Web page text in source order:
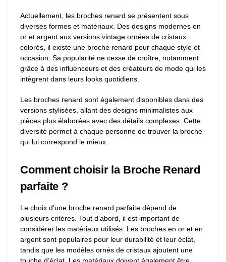
Actuellement, les broches renard se présentent sous
diverses formes et matériaux. Des designs modernes en
or et argent aux versions vintage ornées de cristaux
colorés, il existe une broche renard pour chaque style et
occasion. Sa popularité ne cesse de croître, notamment
grâce à des influenceurs et des créateurs de mode qui les
intègrent dans leurs looks quotidiens.
Les broches renard sont également disponibles dans des
versions stylisées, allant des designs minimalistes aux
pièces plus élaborées avec des détails complexes. Cette
diversité permet à chaque personne de trouver la broche
qui lui correspond le mieux.
Comment choisir la Broche Renard
parfaite ?
Le choix d’une broche renard parfaite dépend de
plusieurs critères. Tout d’abord, il est important de
considérer les matériaux utilisés. Les broches en or et en
argent sont populaires pour leur durabilité et leur éclat,
tandis que les modèles ornés de cristaux ajoutent une